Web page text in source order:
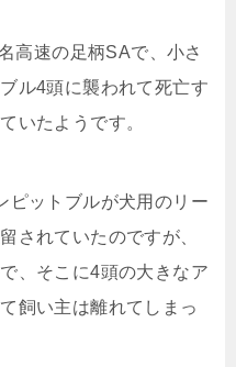
高速の足柄SAで、小さ
ル4頭に襲われて死亡す
いたようです。
ピットブルが犬用のリー
されていたのですが、
、そこに4頭の大きなア
飼い主は離れてしまっ